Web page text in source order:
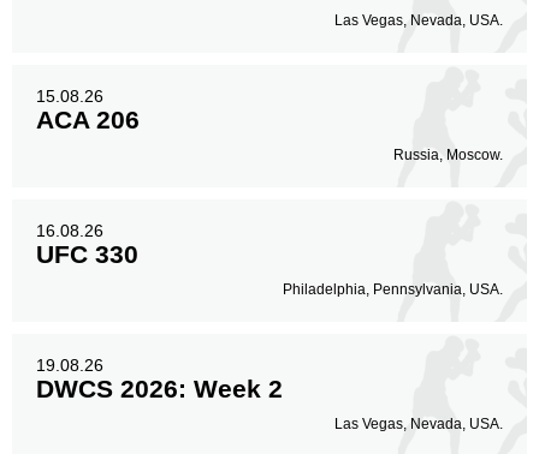
Las Vegas, Nevada, USA.
15.08.26
ACA 206
Russia, Moscow.
16.08.26
UFC 330
Philadelphia, Pennsylvania, USA.
19.08.26
DWCS 2026: Week 2
Las Vegas, Nevada, USA.